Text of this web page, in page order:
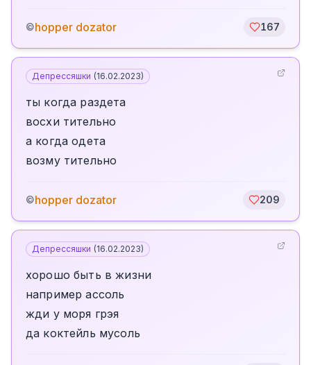
©hopper dozator 167
Депрессяшки (16.02.2023)
ты когда раздета
восхи тительно
а когда одета
возму тительно
©hopper dozator 209
Депрессяшки (16.02.2023)
хорошо быть в жизни
например ассоль
жди у моря грэя
да коктейль мусоль